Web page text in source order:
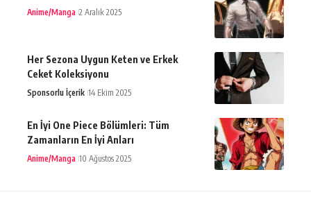
Anime/Manga 2 Aralık 2025
Her Sezona Uygun Keten ve Erkek
Ceket Koleksiyonu
Sponsorlu İçerik 14 Ekim 2025
En İyi One Piece Bölümleri: Tüm
Zamanların En İyi Anları
Anime/Manga 10 Ağustos 2025